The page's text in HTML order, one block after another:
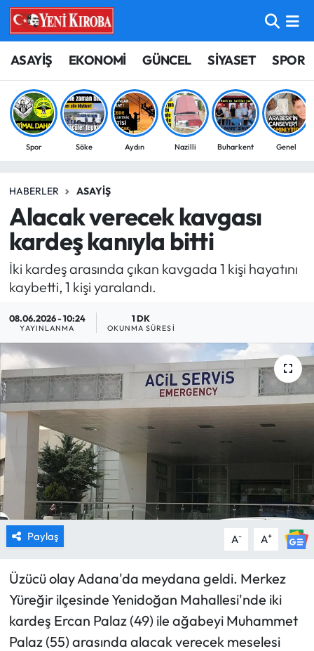
ASAYİŞ EKONOMİ GÜNCEL SİYASET SPOR
Spor Söke Aydın Nazilli Buharkent Genel
HABERLER ASAYIŞ
Alacak verecek kavgası
kardeş kanıyla bitti
İki kardeş arasında çıkan kavgada 1 kişi hayatını
kaybetti, 1 kişi yaralandı.
08.06.2026 - 10:24
YAYINLANMA
1 DK
OKUNMA SÜRESI
Paylaş A- A+
Üzücü olay Adana'da meydana geldi. Merkez
Yüreğir ilçesinde Yenidoğan Mahallesi'nde iki
kardeş Ercan Palaz (49) ile ağabeyi Muhammet
Palaz (55) arasında alacak verecek meselesi
ASAYİŞ
BİLİM-TEKNOLOJİ
ÇEVRE
EĞİTİM
EKONOMİ
GÜNCEL
MAGAZİN
SAĞLIK
SİYASET
SPOR
TARIM
TURİZM
RESMİ İLANLAR
HABER İLAN
Aydın Nöbetçi Eczaneler
Aydın Hava Durumu
Aydin Namaz Vakitleri
Süper Lig Puan Durumu ve Fikstür
Tüm Manşetler
Son Dakika Haberleri